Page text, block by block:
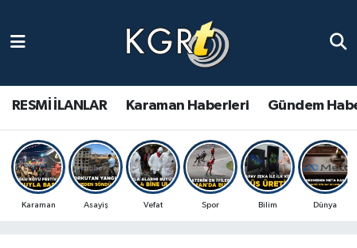
RESMİ İLANLAR Karaman Haberleri Gündem
Karaman Asayiş Vefat Spor Bilim Dünya
Gündem Haberleri
Güncel Haberler
Spor Haberleri